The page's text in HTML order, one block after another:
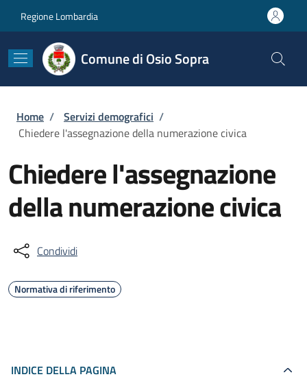
Regione Lombardia
Comune di Osio Sopra
Briciole di pane
Home / Servizi demografici /
Chiedere l'assegnazione della numerazione civica
Chiedere l'assegnazione
della numerazione civica
Condividi
Normativa di riferimento
INDICE DELLA PAGINA